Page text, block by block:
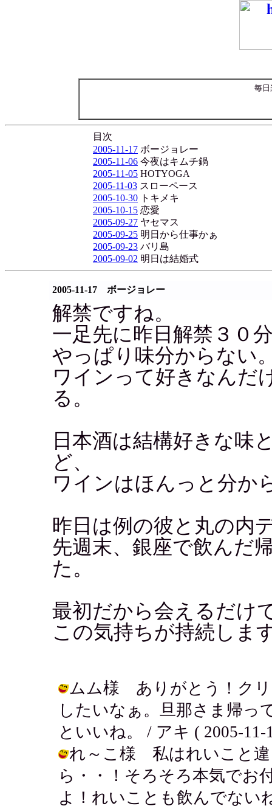
毎日
目次
2005-11-17 ボージョレー
2005-11-06 今夜はキムチ鍋
2005-11-05 HOTYOGA
2005-11-03 スローペース
2005-10-30 トキメキ
2005-10-15 恋愛
2005-09-27 ヤセマス
2005-09-25 明日から仕事かぁ
2005-09-23 バリ島
2005-09-02 明日は結婚式
2005-11-17 ボージョレー
解禁ですね。
一足先に昨日解禁３０
やっぱり味分からない
ワインって好きなんだ
る。
日本酒は結構好きな味
ど、
ワインはほんっと分か
昨日は例の彼と丸の内
先週末、銀座で飲んだ
た。
最初だから会えるだけ
この気持ちが持続しま
ムム様 ありがとう！クリ
したいなぁ。旦那さま帰っ
といいね。 / アキ ( 2005-11-
れ～こ様 私はれいこと違
ら・・！そろそろ本気でお
よ！れいことも飲んでない